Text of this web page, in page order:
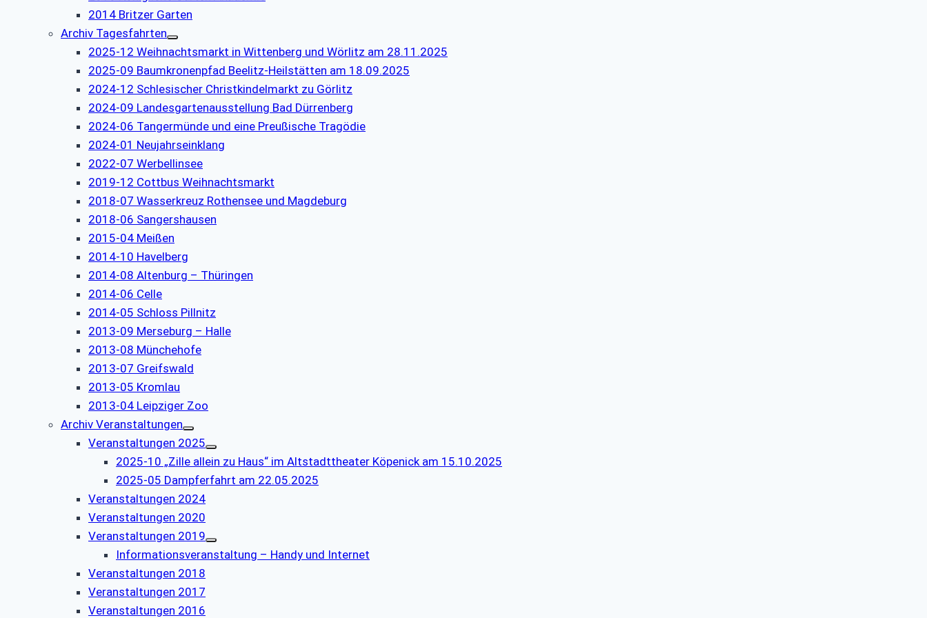
2014 Britzer Garten
Archiv Tagesfahrten
2025-12 Weihnachtsmarkt in Wittenberg und Wörlitz am 28.11.2025
2025-09 Baumkronenpfad Beelitz-Heilstätten am 18.09.2025
2024-12 Schlesischer Christkindelmarkt zu Görlitz
2024-09 Landesgartenausstellung Bad Dürrenberg
2024-06 Tangermünde und eine Preußische Tragödie
2024-01 Neujahrseinklang
2022-07 Werbellinsee
2019-12 Cottbus Weihnachtsmarkt
2018-07 Wasserkreuz Rothensee und Magdeburg
2018-06 Sangershausen
2015-04 Meißen
2014-10 Havelberg
2014-08 Altenburg – Thüringen
2014-06 Celle
2014-05 Schloss Pillnitz
2013-09 Merseburg – Halle
2013-08 Münchehofe
2013-07 Greifswald
2013-05 Kromlau
2013-04 Leipziger Zoo
Archiv Veranstaltungen
Veranstaltungen 2025
2025-10 „Zille allein zu Haus“ im Altstadttheater Köpenick am 15.10.2025
2025-05 Dampferfahrt am 22.05.2025
Veranstaltungen 2024
Veranstaltungen 2020
Veranstaltungen 2019
Informationsveranstaltung – Handy und Internet
Veranstaltungen 2018
Veranstaltungen 2017
Veranstaltungen 2016